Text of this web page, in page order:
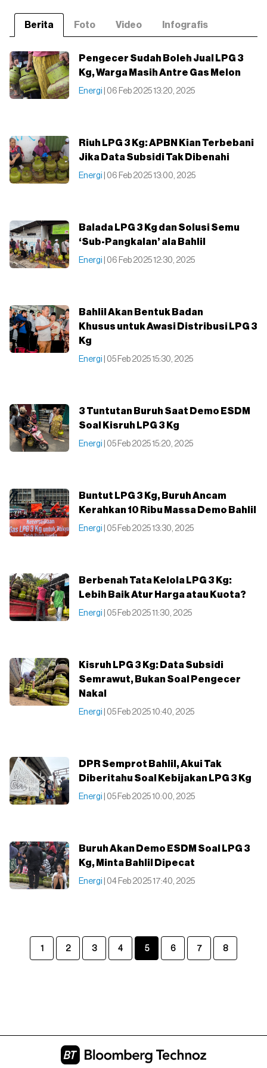
Berita Foto Video Infografis
Pengecer Sudah Boleh Jual LPG 3
Kg, Warga Masih Antre Gas Melon
Energi | 06 Feb 2025 13:20, 2025
Riuh LPG 3 Kg: APBN Kian Terbebani
Jika Data Subsidi Tak Dibenahi
Energi | 06 Feb 2025 13:00, 2025
Balada LPG 3 Kg dan Solusi Semu
‘Sub-Pangkalan’ ala Bahlil
Energi | 06 Feb 2025 12:30, 2025
Bahlil Akan Bentuk Badan
Khusus untuk Awasi Distribusi LPG 3
Kg
Energi | 05 Feb 2025 15:30, 2025
3 Tuntutan Buruh Saat Demo ESDM
Soal Kisruh LPG 3 Kg
Energi | 05 Feb 2025 15:20, 2025
Buntut LPG 3 Kg, Buruh Ancam
Kerahkan 10 Ribu Massa Demo Bahlil
Energi | 05 Feb 2025 13:30, 2025
Berbenah Tata Kelola LPG 3 Kg:
Lebih Baik Atur Harga atau Kuota?
Energi | 05 Feb 2025 11:30, 2025
Kisruh LPG 3 Kg: Data Subsidi
Semrawut, Bukan Soal Pengecer
Nakal
Energi | 05 Feb 2025 10:40, 2025
DPR Semprot Bahlil, Akui Tak
Diberitahu Soal Kebijakan LPG 3 Kg
Energi | 05 Feb 2025 10:00, 2025
Buruh Akan Demo ESDM Soal LPG 3
Kg, Minta Bahlil Dipecat
Energi | 04 Feb 2025 17:40, 2025
1 2 3 4 5 6 7 8